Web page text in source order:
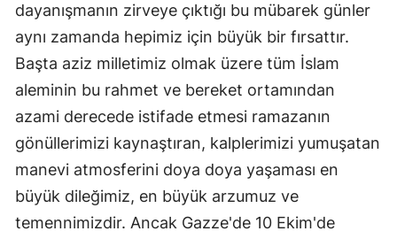
dayanışmanın zirveye çıktığı bu mübarek günler
aynı zamanda hepimiz için büyük bir fırsattır.
Başta aziz milletimiz olmak üzere tüm İslam
aleminin bu rahmet ve bereket ortamından
azami derecede istifade etmesi ramazanın
gönüllerimizi kaynaştıran, kalplerimizi yumuşatan
manevi atmosferini doya doya yaşaması en
büyük dileğimiz, en büyük arzumuz ve
temennimizdir. Ancak Gazze'de 10 Ekim'de